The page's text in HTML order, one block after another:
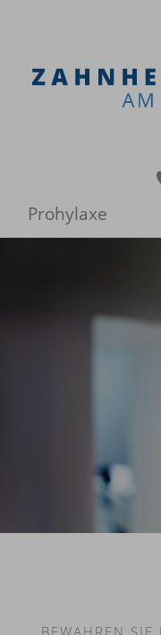
Prohylaxe
BEWAHREN